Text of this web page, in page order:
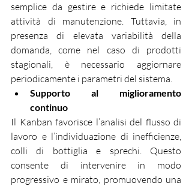
semplice da gestire e richiede limitate
attività di manutenzione. Tuttavia, in
presenza di elevata variabilità della
domanda, come nel caso di prodotti
stagionali, è necessario aggiornare
periodicamente i parametri del sistema.
Supporto al miglioramento
continuo
Il Kanban favorisce l’analisi del flusso di
lavoro e l’individuazione di inefficienze,
colli di bottiglia e sprechi. Questo
consente di intervenire in modo
progressivo e mirato, promuovendo una